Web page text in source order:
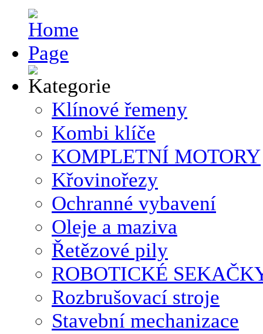
Klínové řemeny
Kombi klíče
KOMPLETNÍ MOTORY
Křovinořezy
Ochranné vybavení
Oleje a maziva
Řetězové pily
ROBOTICKÉ
Rozbrušovací stroje
Stavební mechanizace